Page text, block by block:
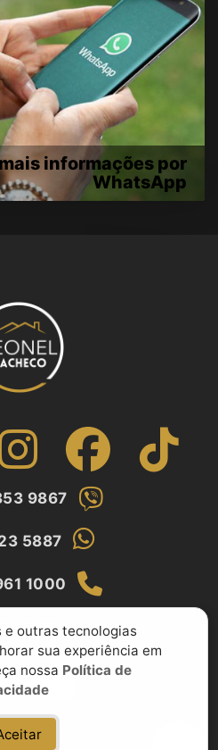
e outras tecnologias
sua experiência em
nossa Política de
informações por
WhatsApp
9867
5887
1000